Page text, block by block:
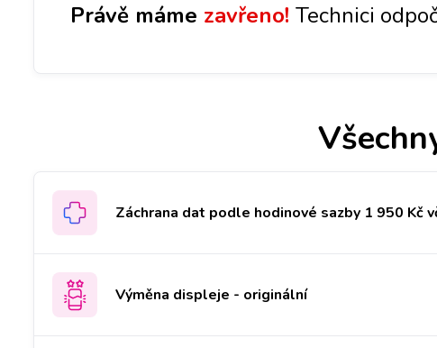
Právě máme zavřeno! Technici
Záchrana dat podle hodinové sazby 1 950 Kč
Výměna displeje - originální